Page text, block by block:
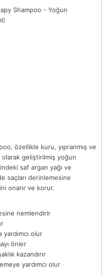
Shampoo - Yoğun
özellikle kuru, yıpranmış ve
olarak geliştirilmiş yoğun
saf argan yağı ve
saçları derinlemesine
onarır ve korur.
nemlendirir
olur
önler
kazandırır
yardımcı olur